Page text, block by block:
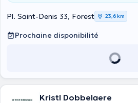
Pl. Saint-Denis 33, Forest 23,6 km
Prochaine disponibilité
Kristl Dobbelaere